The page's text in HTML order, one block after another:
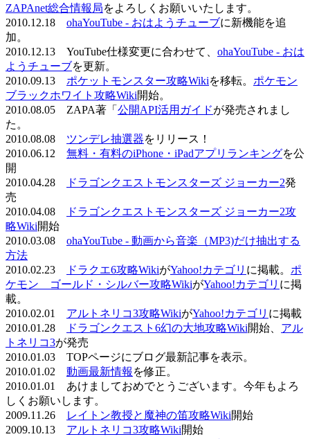
ZAPAnet総合情報局をよろしくお願いいたします。
2010.12.18 ohaYouTube - おはようチューブに新機能を追
加。
2010.12.13 YouTube仕様変更に合わせて、 ohaYouTube - おは
ようチューブを更新。
2010.09.13 ポケットモンスター攻略Wikiを移転。 ポケモン
ブラックホワイト攻略Wiki開始。
2010.08.05 ZAPA著「 公開API活用ガイドが発売されまし
た。
2010.08.08 ツンデレ抽選器をリリース！
2010.06.12 無料・有料のiPhone・iPadアプリランキングを公
開
2010.04.28
ドラゴンクエストモンスターズ ジョーカー2発
売
2010.04.08
ドラゴンクエストモンスターズ ジョーカー2攻
略Wiki開始
2010.03.08 ohaYouTube - 動画から音楽（MP3)だけ抽出する
方法
2010.02.23
ドラクエ6攻略WikiがYahoo!カテゴリ に掲載。 ポ
ケモン ゴールド・シルバー攻略WikiがYahoo!カテゴリ に掲
載。
2010.02.01 アルトネリコ3攻略WikiがYahoo!カテゴリ に掲載
2010.01.28
ドラゴンクエスト6幻の大地攻略Wiki開始、 アル
トネリコ3が発売
2010.01.03 TOPページにブログ最新記事を表示。
2010.01.02 動画最新情報 を修正。
2010.01.01 あけましておめでとうございます。今年もよろ
しくお願いします。
2009.11.26
レイトン教授と魔神の笛攻略Wiki開始
2009.10.13 アルトネリコ3攻略Wiki開始